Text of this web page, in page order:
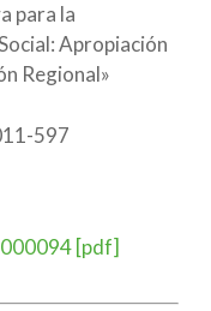
para la
Apropiación
Regional»
597
[pdf]